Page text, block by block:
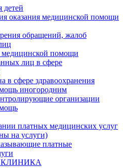
детей
оказания медицинской помощи
обращений, жалоб
помощи
лиц в сфере
в сфере здравоохранения
иногородним
организации
платных медицинских услуг
на услуги)
платные